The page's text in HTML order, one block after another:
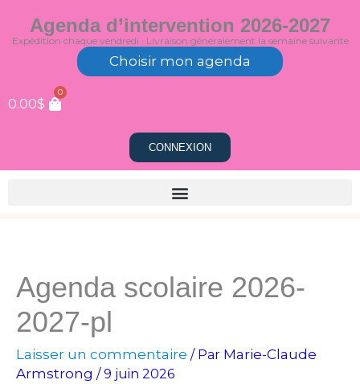
au
Agenda d’intervention 2026-2027
Expédition chaque vendredi · Livraison généralement la semaine suivante
Choisir mon agenda
0.00$
0
CONNEXION
Agenda scolaire 2026-
2027-pl
Laisser un commentaire / Par Marie-Claude
Armstrong /9 juin 2026